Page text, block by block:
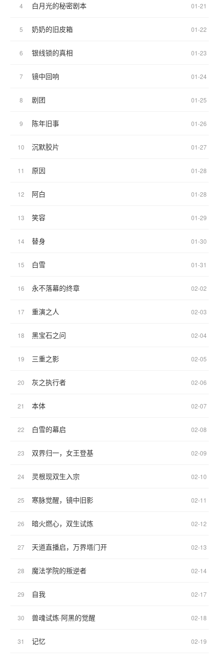
4 白月光的秘密剧本 01-21
5 奶奶的旧皮箱 01-22
6 银线锁的真相 01-23
7 镜中回响 01-24
8 剧团 01-25
9 陈年旧事 01-26
10 沉默胶片 01-27
11 原因 01-28
12 阿白 01-28
13 笑容 01-29
14 替身 01-30
15 白雪 01-31
16 永不落幕的终章 02-02
17 重演之人 02-03
18 黑宝石之问 02-04
19 三重之影 02-05
20 灰之执行者 02-06
21 本体 02-07
22 白雪的幕启 02-08
23 双界归一，女王登基 02-09
24 灵根现双生入宗 02-10
25 寒脉觉醒，镜中旧影 02-11
26 暗火燃心，双生试炼 02-12
27 天道直播启，万界塔门开 02-13
28 魔法学院的叛逆者 02-14
29 自我 02-17
30 兽魂试炼·阿黑的觉醒 02-18
31 记忆 02-19